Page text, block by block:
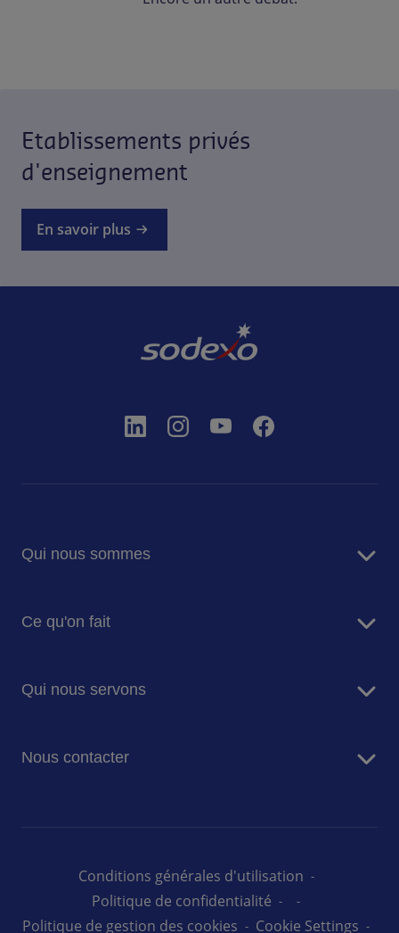
Etablissements privés
d'enseignement
En savoir plus
Qui nous sommes
Raison d'être
Histoire
Ce qu'on fait
Facility Management
Qui nous servons
Ecoles & Universités
Administration pénitentiaire
Nous contacter
Conditions générales d'utilisation
Politique de confidentialité
Politique de gestion des cookies
Cookie Settings